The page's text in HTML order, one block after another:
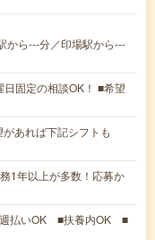
から---分／印場駅から---
固定の相談OK！ ■希望
あれば下記シフトも
1年以上が多数！応募か
払いOK ■扶養内OK ■